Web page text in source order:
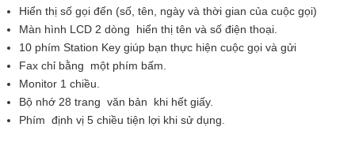
Hiển thị số gọi đến (số, tên, ngày và thời gian của cuộc gọi)
Màn hình LCD 2 dòng hiển thị tên và số điện thoại.
10 phím Station Key giúp bạn thực hiện cuộc gọi và gửi
Fax chỉ bằng một phím bấm.
Monitor 1 chiều.
Bộ nhớ 28 trang văn bản khi hết giấy.
Phím định vị 5 chiều tiện lợi khi sử dụng.